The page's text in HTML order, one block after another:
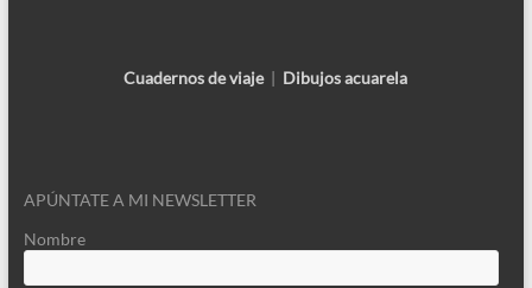
Cuadernos de viaje| Dibujos acuarela
APÚNTATE A MI NEWSLETTER
Nombre